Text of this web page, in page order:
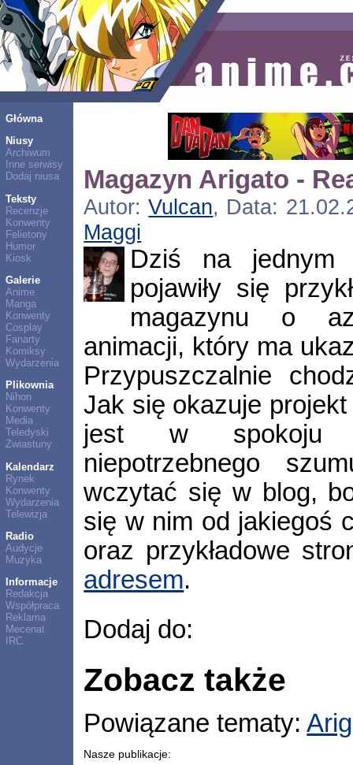
Główna
Niusy
Archiwum
Inne serwisy
Dodaj niusa
Teksty
Recenzje
Konwenty
Felietony
Humor
Kiosk
Galerie
Anime
Manga
Konwenty
Cosplay
Fanarty
Komiksy
Wydarzenia
Plikownia
Nihon
Konwenty
Media
Teledyski
Zwiastuny
Kalendarz
Rynek
Konwenty
Wydarzenia
Telewizja
Radio
Audycje
Muzyka
Informacje
Redakcja
Współpraca
Reklama
Mecenat
IRC
Magazyn Arigato -
Autor:Vulcan, Data:
Maggi
Dziś na jednym
pojawiły się
magazynu o
animacji, który ma
Przypuszczalnie
Jak się okazuje projekt
jest w spokoju
niepotrzebnego
wczytać się w blog,
się w nim od jakiegoś
oraz przykładowe
adresem.
Dodaj do:
Zobacz także
Powiązane tematy:
Nasze publikacje: